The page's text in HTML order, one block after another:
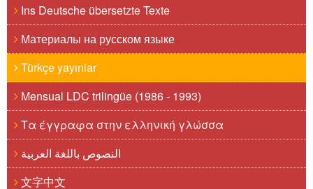
Ins Deutsche übersetzte Texte
Материалы на русском языке
Türkçe yayınlar
Mensual LDC trilingüe (1986 - 1993)
Τα έγγραφα στην ελληνική γλώσσα
النصوص باللغة العربية
文字中文